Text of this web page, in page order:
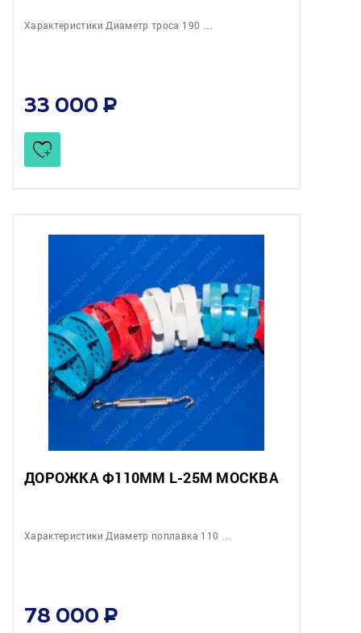
Характеристики Диаметр троса 190 …
33 000
ДОРОЖКА Ф110ММ L-25М МОСКВА
Характеристики Диаметр поплавка 110 …
78 000